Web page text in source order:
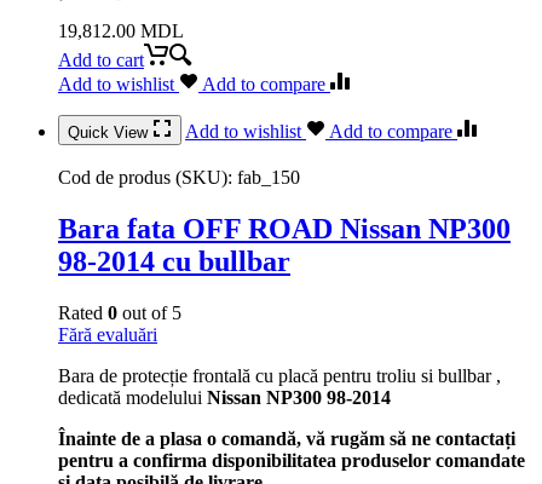
19,812.00 MDL
Add to cart
Add to wishlist
Add to compare
Quick View Add to wishlist Add to compare
Cod de produs (SKU): fab_150
Bara fata OFF ROAD Nissan NP300
98-2014 cu bullbar
Rated 0 out of 5
Fără evaluări
Bara de protecție frontală cu placă pentru troliu si bullbar ,
dedicată modelului Nissan NP300 98-2014
Înainte de a plasa o comandă, vă rugăm să ne contactați
pentru a confirma disponibilitatea produselor comandate